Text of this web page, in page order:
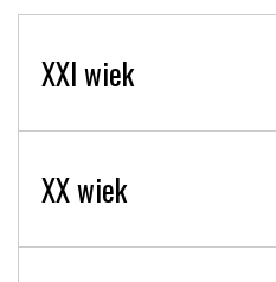
XXI wiek
XX wiek